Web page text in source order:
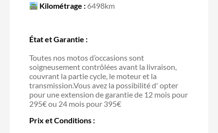
Kilométrage : 6498km
État et Garantie :
Toutes nos motos d’occasions sont
soigneusement contrôlées avant la livraison,
couvrant la partie cycle, le moteur et la
transmission.Vous avez la possibilité d' opter
pour une extension de garantie de 12 mois pour
295€ ou 24 mois pour 395€
Prix et Conditions :